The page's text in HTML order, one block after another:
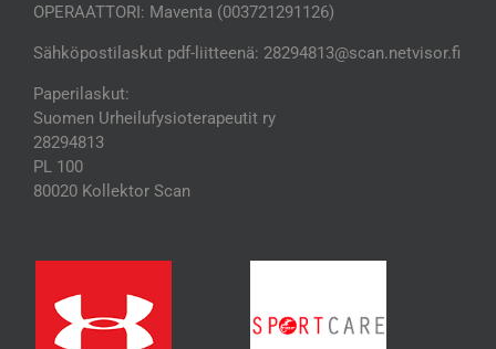
OPERAATTORI: Maventa (003721291126)
Sähköpostilaskut pdf-liitteenä: 28294813@scan.netvisor.fi
Paperilaskut:
Suomen Urheilufysioterapeutit ry
28294813
PL 100
80020 Kollektor Scan